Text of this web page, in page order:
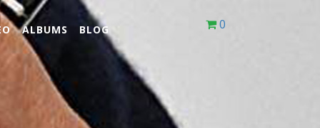
ALBUMS BLOG 0